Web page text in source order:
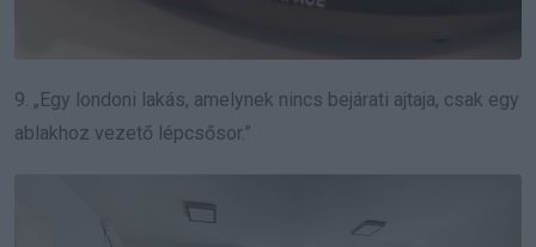
9. „Egy londoni lakás, amelynek nincs bejárati ajtaja, csak egy
ablakhoz vezető lépcsősor.”